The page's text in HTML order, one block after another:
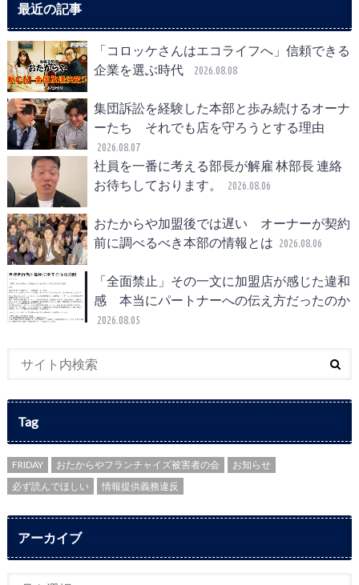
最近の記事
「コロッケさんはエコライフへ」信頼できる
企業を選ぶ時代
2026.08.08
集団訴訟を経験した本部と歩み続けるオーナ
ーたち それでも店を守ろうとする理由
2026.08.07
社員を一番に考える部長が解雇 林部長 連絡
お待ちしております。
2026.08.06
おたからや加盟後では遅い オーナーが契約
前に調べるべき本部の情報とは 2026.08.06
「全面禁止」その一文に加盟店が感じた違和
感 本当にパートナーへの伝え方だったのか
2026.08.05
Tag
FRIDAY おたからやフランチャイズ被害者の会
お知らせ
必ず読んでほしい
情報提供義務違反
アーカイブ